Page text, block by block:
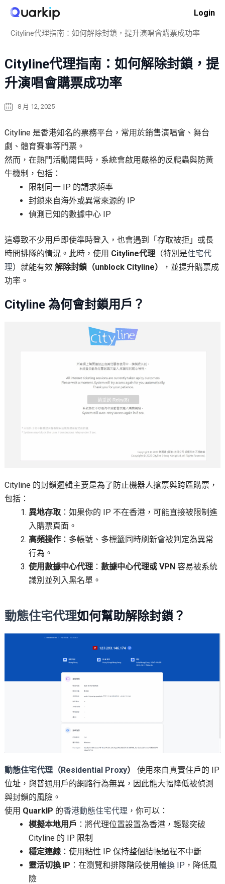
Skip
content
Login
操作指南
Cityline代理指南：如何解除封鎖，提升演唱會購票成功率
Cityline代理指南：如何解除封鎖，提
升演唱會購票成功率
8 月 12, 2025
Cityline 是香港知名的票務平台，常用於銷售演唱會、舞台
劇、體育賽事等門票。
然而，在熱門活動開售時，系統會啟用嚴格的反爬蟲與防黃
牛機制，包括：
限制同一 IP 的請求頻率
封鎖來自海外或異常來源的 IP
偵測已知的數據中心 IP
這導致不少用戶即使準時登入，也會遇到「存取被拒」或長
時間排隊的情況。此時，使用 Cityline代理（特別是住宅代
理）就能有效 解除封鎖（unblock Cityline）
，並提升購票成
功率。
Cityline 為何會封鎖用戶？
Cityline 的封鎖邏輯主要是為了防止機器人搶票與跨區購票，
包括：
異地存取：如果你的 IP 不在香港，可能直接被限制進
入購票頁面。
高頻操作：多帳號、多標籤同時刷新會被判定為異常
行為。
使用數據中心代理： 數據中心代理或 VPN容易被系統
識別並列入黑名單。
動態住宅代理如何幫助解除封鎖？
動態住宅代理（Residential Proxy）
使用來自真實住戶的 IP
位址，與普通用戶的網路行為無異，因此能大幅降低被偵測
與封鎖的風險。
使用 QuarkIP 的香港動態住宅代理 ，你可以：
模擬本地用戶 ：將代理位置設置為香港，輕鬆突破
Cityline 的 IP 限制
穩定連線：使用粘性 IP 保持整個結帳過程不中斷
靈活切換 IP ：在瀏覽和排隊階段使用輪換 IP ，降低風
險